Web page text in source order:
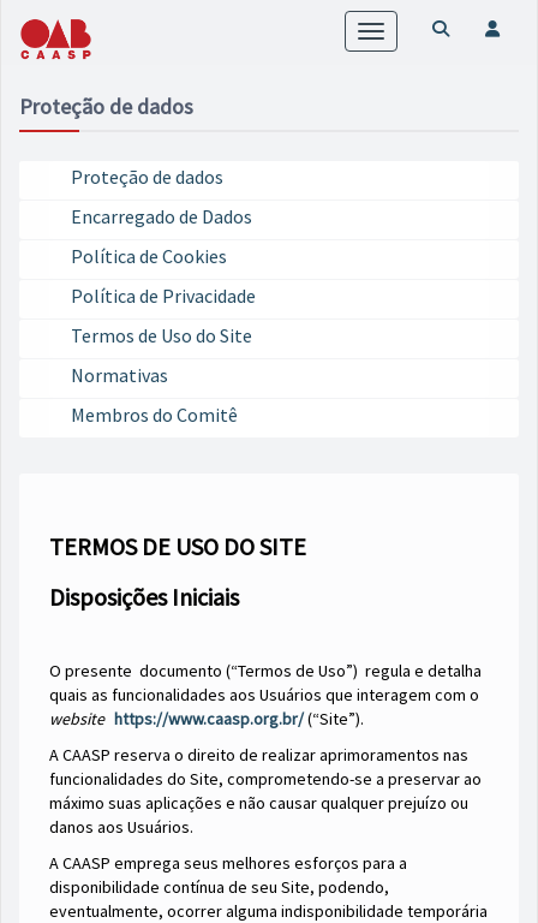
Toggle
navigation
Proteção de dados
Proteção de dados
Encarregado de Dados
Política de Cookies
Política de Privacidade
Termos de Uso do Site
Normativas
Membros do Comitê
TERMOS DE USO DO SITE
Disposições Iniciais
O presente documento (“Termos de Uso”) regula e detalha
quais as funcionalidades aos Usuários que interagem com o
website https://www.caasp.org.br/(“Site”).
A CAASP reserva o direito de realizar aprimoramentos nas
funcionalidades do Site, comprometendo-se a preservar ao
máximo suas aplicações e não causar qualquer prejuízo ou
danos aos Usuários.
A CAASP emprega seus melhores esforços para a
disponibilidade contínua de seu Site, podendo,
eventualmente, ocorrer alguma indisponibilidade temporária